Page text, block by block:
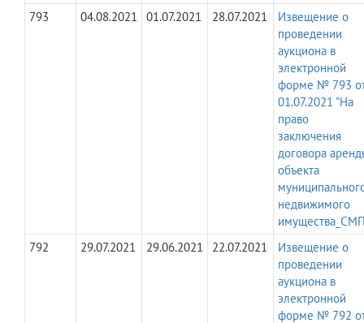
793
04.08.2021 01.07.2021 28.07.2021
Извещение о
проведении
аукциона в
электронной
форме № 793
01.07.2021 "На
право
заключения
договора
объекта
недвижимого
792
29.07.2021 29.06.2021 22.07.2021
Извещение о
проведении
аукциона в
электронной
форме № 792